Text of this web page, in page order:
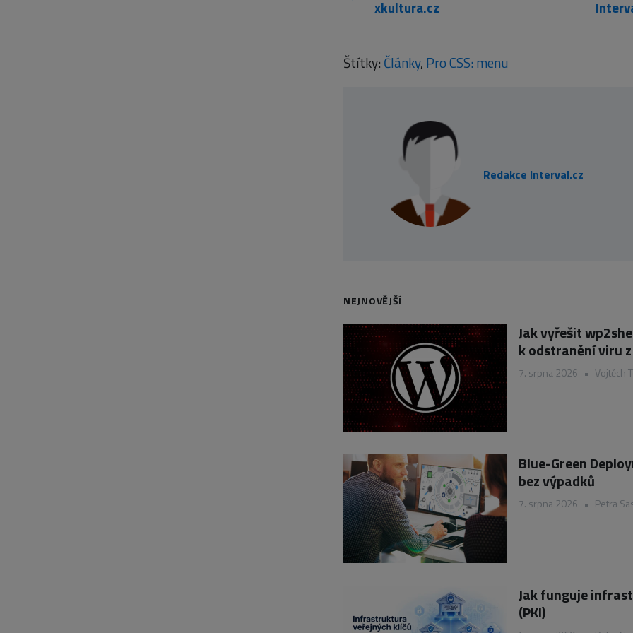
xkultura.cz
Štítky: Články, Pro CSS: menu
Redakce Interval.cz
NEJNOVĚJŠÍ
Jak vyřešit
k odstranění viru
7. srpna 2026 • Vojtěch
Blue-Green
bez výpadků
7. srpna 2026 • Petra
Jak funguje
(PKI)